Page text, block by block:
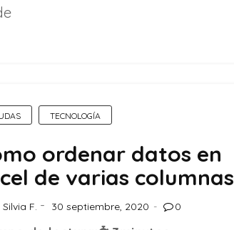
TECNOLOGÍA
ordenar datos en
de varias columnas
Silvia F. 30 septiembre, 2020 0